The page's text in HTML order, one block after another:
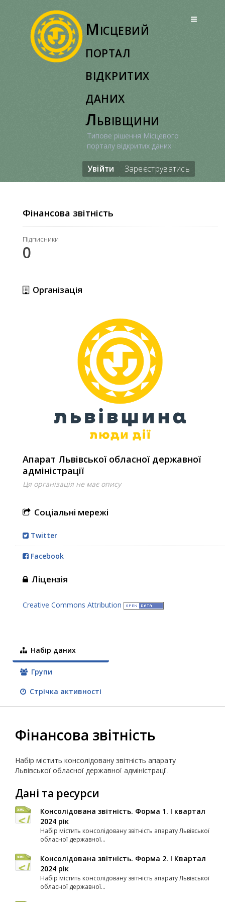
Місцевий
портал
відкритих
даних
Львівщини
Типове рішення Місцевого
порталу відкритих даних
Увійти Зареєструватись
Фінансова звітність
Підписники
0
Організація
Апарат Львівської обласної державної
адміністрації
Ця організація не має опису
Соціальні мережі
Twitter
Facebook
Ліцензія
Creative Commons Attribution
Набір даних
Групи
Стрічка активності
Фінансова звітність
Набір містить консолідовану звітність апарату
Львівської обласної державної адміністрації.
Дані та ресурси
Консолідована звітність. Форма 1. I квартал
2024 рік
Набір містить консолідовану звітність апарату Львівської
обласної державної...
Консолідована звітність. Форма 2. І Квартал
2024 рік
Набір містить консолідовану звітність апарату Львівської
обласної державної...